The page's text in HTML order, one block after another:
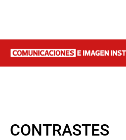
CONTRASTES